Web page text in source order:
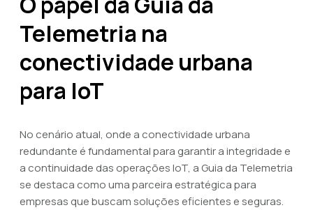
Telemetria na
conectividade urbana
para IoT
No cenário atual, onde a conectividade urbana
redundante é fundamental para garantir a integridade e
a continuidade das operações IoT, a Guia da Telemetria
se destaca como uma parceira estratégica para
empresas que buscam soluções eficientes e seguras.